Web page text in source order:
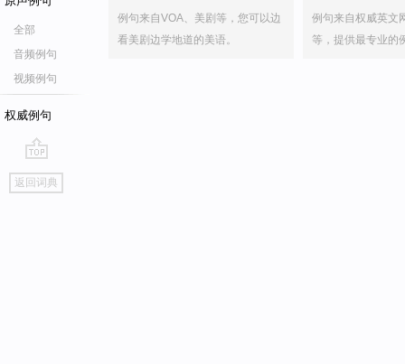
全部
音频例句
视频例句
权威例句
go
top
返回词典
例句来自VOA、美剧等，您可以边
看美剧边学地道的美语。
例句来自权威英文
等，提供最专业的